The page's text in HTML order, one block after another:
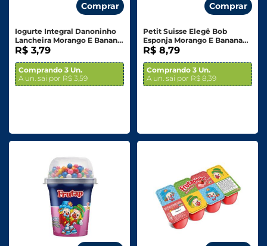
Comprar
Iogurte Integral Danoninho
Lancheira Morango E Banana
Squeeze 70g
R$ 3,79
Comprando 3 Un.
A un. sai por R$ 3,59
Comprar
Petit Suisse Elegê Bob
Esponja Morango E Banana
320g
R$ 8,79
Comprando 3 Un.
A un. sai por R$ 8,39